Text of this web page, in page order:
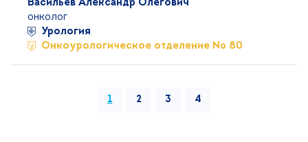
Васильев Александр Олегович
онколог
Урология
Онкоурологическое отделение № 80
1 2 3 4